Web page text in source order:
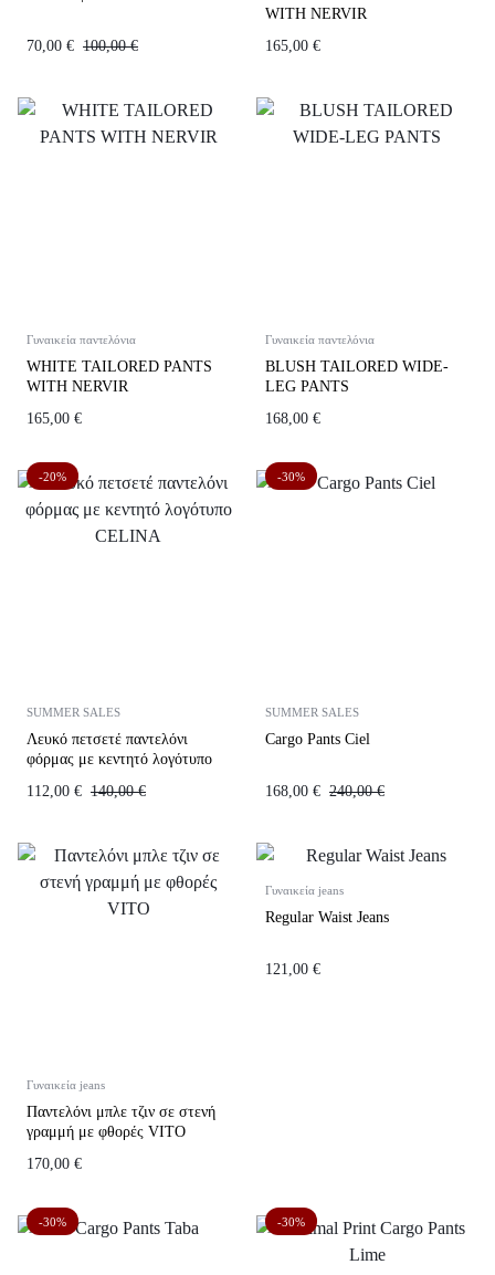
100,00€
70,00 €
WITH NERVIR
165,00 €
Γυναικεία παντελόνια
WHITE TAILORED PANTS
WITH NERVIR
165,00 €
Γυναικεία παντελόνια
BLUSH TAILORED WIDE-
LEG PANTS
168,00 €
-20%
SUMMER SALES
Λευκό πετσετέ παντελόνι
φόρμας με κεντητό λογότυπο
140,00€
112,00 €
-30%
SUMMER SALES
Cargo Pants Ciel
240,00€
168,00 €
Γυναικεία jeans
Παντελόνι μπλε τζιν σε στενή
γραμμή με φθορές VITO
170,00 €
Γυναικεία jeans
Regular Waist Jeans
121,00 €
-30% -30%